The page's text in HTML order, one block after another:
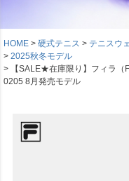
HOME 硬式テニス テニスウ
2025秋冬モデル
【SALE★在庫限り】フィラ
0205 8月発売モデル